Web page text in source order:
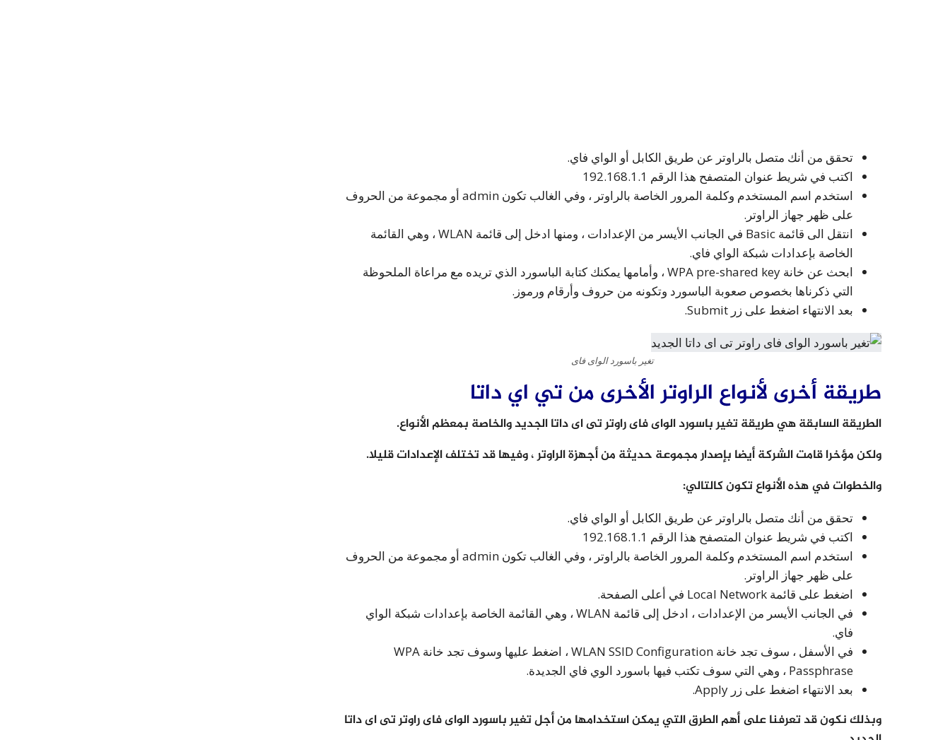
تحقق من أنك متصل بالراوتر عن طريق الكابل أو الواي فاي.
اكتب في شريط عنوان المتصفح هذا الرقم 192.168.1.1
استخدم اسم المستخدم وكلمة المرور الخاصة بالراوتر ، وفي الغالب تكون admin أو مجموعة من الحروف
على ظهر جهاز الراوتر.
انتقل الى قائمة Basic في الجانب الأيسر من الإعدادات ، ومنها ادخل إلى قائمة WLAN ، وهي القائمة
الخاصة بإعدادات شبكة الواي فاي.
ابحث عن خانة WPA pre-shared key ، وأمامها يمكنك كتابة الباسورد الذي تريده مع مراعاة الملحوظة
التي ذكرناها بخصوص صعوبة الباسورد وتكونه من حروف وأرقام ورموز.
بعد الانتهاء اضغط على زر Submit.
تغير باسورد الواى فاى
طريقة أخرى لأنواع الراوتر الأخرى من تي اي داتا
الطريقة السابقة هي طريقة تغير باسورد الواى فاى راوتر تى اى داتا الجديد والخاصة بمعظم الأنواع.
ولكن مؤخرا قامت الشركة أيضا بإصدار مجموعة حديثة من أجهزة الراوتر ، وفيها قد تختلف الإعدادات قليلا.
والخطوات في هذه الأنواع تكون كالتالي:
تحقق من أنك متصل بالراوتر عن طريق الكابل أو الواي فاي.
اكتب في شريط عنوان المتصفح هذا الرقم 192.168.1.1
استخدم اسم المستخدم وكلمة المرور الخاصة بالراوتر ، وفي الغالب تكون admin أو مجموعة من الحروف
على ظهر جهاز الراوتر.
اضغط على قائمة Local Network في أعلى الصفحة.
في الجانب الأيسر من الإعدادات ، ادخل إلى قائمة WLAN ، وهي القائمة الخاصة بإعدادات شبكة الواي
فاي.
في الأسفل ، سوف تجد خانة WLAN SSID Configuration ، اضغط عليها وسوف تجد خانة WPA
Passphrase ، وهي التي سوف تكتب فيها باسورد الوي فاي الجديدة.
بعد الانتهاء اضغط على زر Apply.
وبذلك نكون قد تعرفنا على أهم الطرق التي يمكن استخدامها من أجل تغير باسورد الواى فاى راوتر تى اى داتا